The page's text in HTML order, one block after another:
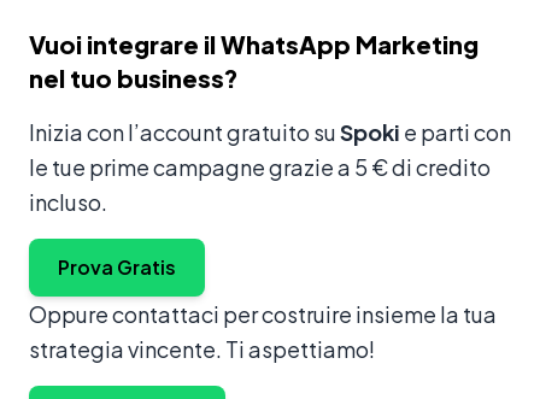
Vuoi integrare il WhatsApp Marketing
nel tuo business?
Inizia con l’account gratuito suSpoki e parti con
le tue prime campagne grazie a 5 € di credito
incluso.
Prova Gratis
Oppure contattaci per costruire insieme la tua
strategia vincente. Ti aspettiamo!